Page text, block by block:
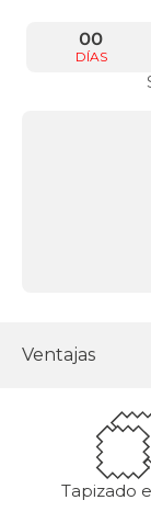
DÍAS
00
Ventajas
Tapizado